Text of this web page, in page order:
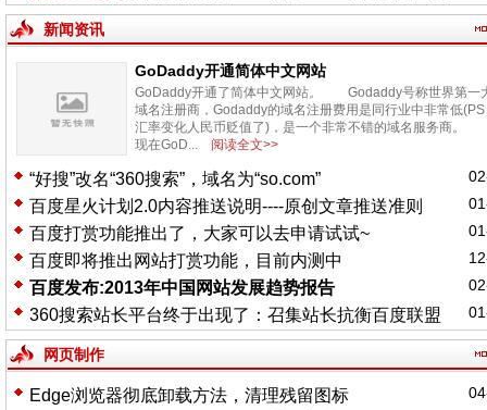
明新闻资讯
GoDaddy开通简体中文网站
GoDaddy开通了简体中文网站。 Godaddy号称世界第一
域名注册商，Godaddy的域名注册费用是同行业中非常低
汇率变化人民币贬值了)，是一个非常不错的域名服务商
现在GoD...
阅读全文>>
“好搜”改名“360搜索”，域名为“so.com”
百度星火计划2.0内容推送说明----原创文章推送准则
百度打赏功能推出了，大家可以去申请试试~
百度即将推出网站打赏功能，目前内测中
百度发布:2013年中国网站发展趋势报告
360搜索站长平台终于出现了：召集站长抗衡百度联盟
网页制作
Edge浏览器彻底卸载方法，清理残留图标